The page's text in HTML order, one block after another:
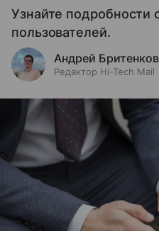
Узнайте подробности
пользователей.
Андрей Бритенков
Редактор Hi-Tech Mail